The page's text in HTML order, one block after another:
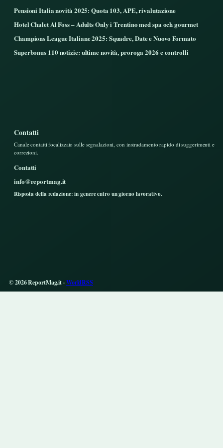
Pensioni Italia novità 2025: Quota 103, APE, rivalutazione
Hotel Chalet Al Foss – Adults Only i Trentino med spa och gourmet
Champions League Italiane 2025: Squadre, Date e Nuovo Formato
Superbonus 110 notizie: ultime novità, proroga 2026 e controlli
Contatti
Canale contatti focalizzato sulle segnalazioni, con instradamento rapido di suggerimenti e
correzioni.
Contatti
info@reportmag.it
Risposta della redazione: in genere entro un giorno lavorativo.
© 2026 ReportMag.it ·WorldRSS